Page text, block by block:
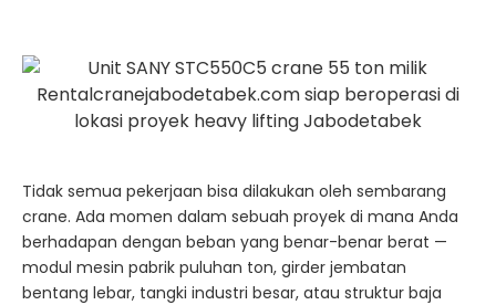
Tidak semua pekerjaan bisa dilakukan oleh sembarang
crane. Ada momen dalam sebuah proyek di mana Anda
berhadapan dengan beban yang benar-benar berat —
modul mesin pabrik puluhan ton, girder jembatan
bentang lebar, tangki industri besar, atau struktur baja